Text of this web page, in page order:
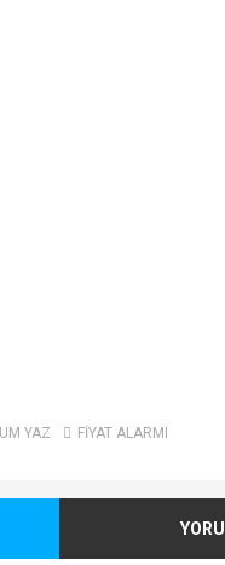
YAZ FİYAT ALARMI